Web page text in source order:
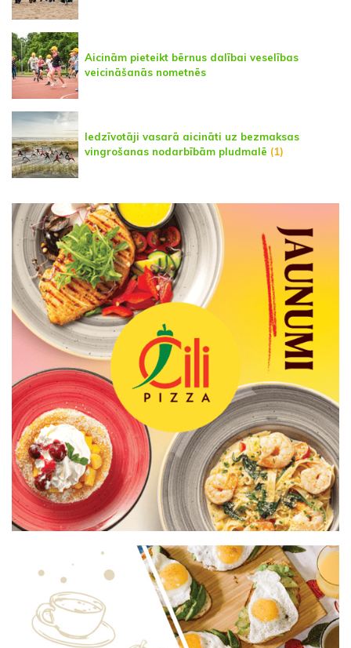
Aicinām pieteikt bērnus dalībai veselības
veicināšanās nometnēs
Iedzīvotāji vasarā aicināti uz bezmaksas
vingrošanas nodarbībām pludmalē (1)